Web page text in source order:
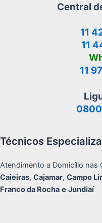
Central
11
11
11
Técnicos
Atendimento a Domicílio nas
Caieiras, Cajamar, Campo
Franco da Rocha e Jundiaí